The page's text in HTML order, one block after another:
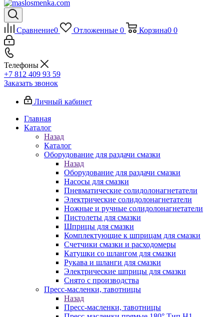
Сравнение0 Отложенные 0 Корзина0 0
Телефоны
+7 812 409 93 59
Заказать звонок
Личный кабинет
Главная
Каталог
Назад
Каталог
Оборудование для раздачи смазки
Назад
Оборудование для раздачи смазки
Насосы для смазки
Пневматические солидолонагнетатели
Электрические солидолонагнетатели
Ножные и ручные солидолонагнетатели
Пистолеты для смазки
Шприцы для смазки
Комплектующие к шприцам для смазки
Счетчики смазки и расходомеры
Катушки со шлангом для смазки
Рукава и шланги для смазки
Электрические шприцы для смазки
Снято с производства
Пресс-масленки, тавотницы
Назад
Пресс-масленки, тавотницы